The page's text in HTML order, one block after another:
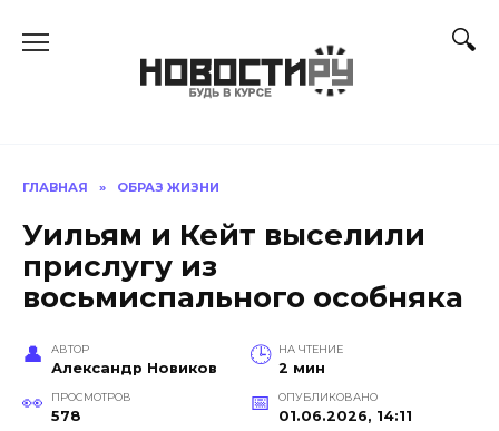
ГЛАВНАЯ » ОБРАЗ ЖИЗНИ
Уильям и Кейт выселили
прислугу из
восьмиспального особняка
АВТОР
Александр Новиков
НА ЧТЕНИЕ
2 мин
ПРОСМОТРОВ
578
ОПУБЛИКОВАНО
01.06.2026, 14:11